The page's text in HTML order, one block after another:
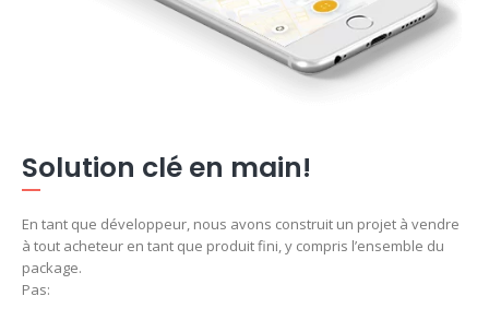
Solution clé en main!
En tant que développeur, nous avons construit un projet à vendre
à tout acheteur en tant que produit fini, y compris l’ensemble du
package.
Pas: